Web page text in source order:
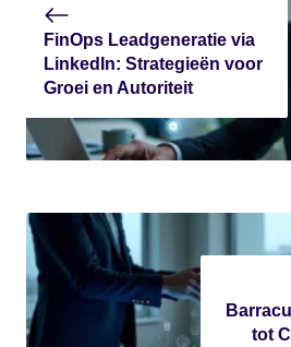
FinOps Leadgeneratie via
LinkedIn: Strategieën voor
Groei en Autoriteit
tot